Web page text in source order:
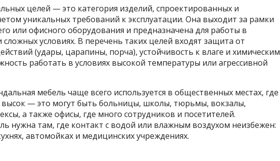
целей — это категория изделий, спроектированных и
уникальных требований к эксплуатации. Она выходит за рамки
или офисного оборудования и предназначена для работы в
условиях. В перечень таких целей входят защита от
(удары, царапины, порча), устойчивость к влаге и химическим
работать в условиях высокой температуры или агрессивной
мебель чаще всего используется в общественных местах, где
— это могут быть больницы, школы, тюрьмы, вокзалы,
а также офисы, где много сотрудников и посетителей.
нужна там, где контакт с водой или влажным воздухом неизбежен:
автомойках и медицинских учреждениях.